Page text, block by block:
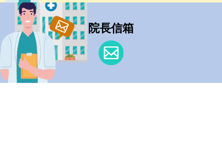
院長信箱